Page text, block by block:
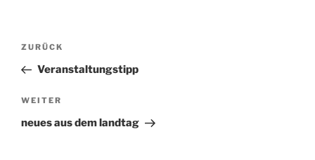
Beitragsnavigation
Vorheriger
Beitrag
ZURÜCK
Veranstaltungstipp
Nächster
Beitrag
WEITER
neues aus dem landtag